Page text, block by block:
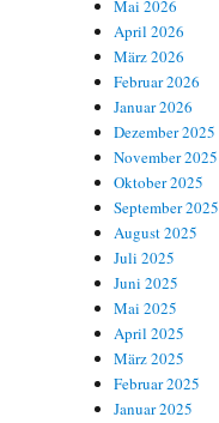
Erörterung“
Mai 2026
April 2026
März 2026
Februar 2026
Januar 2026
Dezember 2025
November 2025
Oktober 2025
September 2025
August 2025
Juli 2025
Juni 2025
Mai 2025
April 2025
März 2025
Februar 2025
Januar 2025